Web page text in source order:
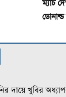
ম্যাচ
ডোনাল্ড
দায়ে খুবির